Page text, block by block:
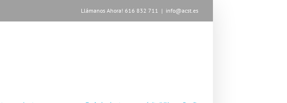
Llámanos Ahora! 616 832 711 | info@acst.es